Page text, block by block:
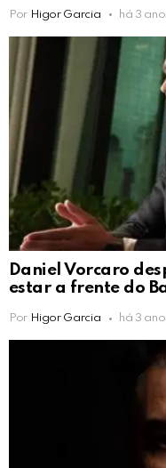
Por Higor Garcia há 3
Daniel Vorcaro
estar a frente do
Por Higor Garcia há 3